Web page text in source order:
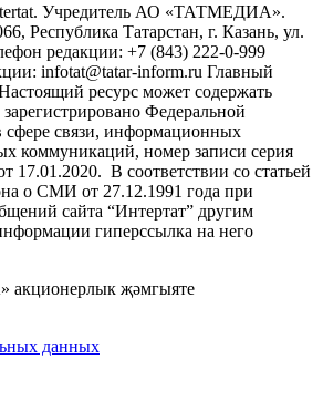
Учредитель АО «ТАТМЕДИА».
Республика Татарстан, г. Казань, ул.
редакции: +7 (843) 222-0-999
infotat@tatar-inform.ru Главный
ресурс может содержать
Федеральной
сфере связи, информационных
коммуникаций, номер записи серия
В соответствии со статьей
о СМИ от 27.12.1991 года при
сайта “Интертат” другим
гиперссылка на него
җәмгыяте
данных